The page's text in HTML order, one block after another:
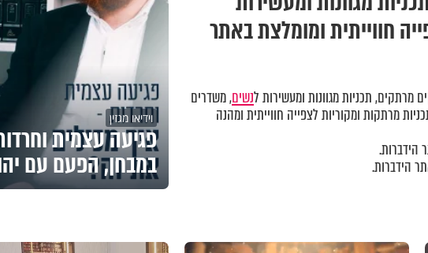
חווייתית ומומלצת באתר
מרתקים, תכניות מגוונות ומעשירות לנשים, משדרים
מרתקות ומקוריות לצפייה חווייתית ומהנה
הידברות.
הידברות.
וידיאו מגזין
פגיעה עצמית
במבחן, הפעם עם